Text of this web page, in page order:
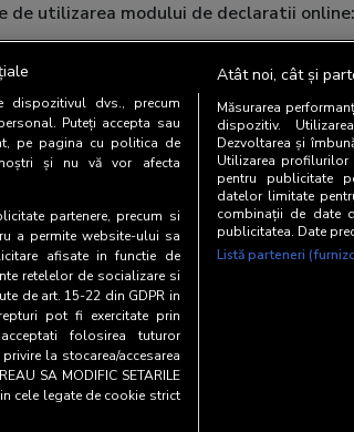
de utilizarea modului de declaratii online:
sistemului va rugam sa schimbati
protejarii parolei este in totalitate
se va completa in ordine cronologica,
difuzare.Corectitudinea cifrelor de difuzare
facuta publica prin modulul de declaratii
DAT , ca si varianta tiparita.
dispozitivul dvs., precum
Puteți accepta sau
pe pagina cu politica de
și nu vă vor afecta
partenere, precum si
a permite website-ului sa
afisate in functie de
retelelor de socializare si
de art. 15-22 din GDPR in
pot fi exercitate prin
folosirea tuturor
la stocarea/accesarea
SA MODIFIC SETARILE
cele legate de cookie strict
Atât noi, cât și
Măsurarea
dispozitiv.
Dezvoltarea și
Utilizarea profilurilor
pentru publicitate
datelor limitate
combinații de date
publicitatea. Date
Listă parteneri